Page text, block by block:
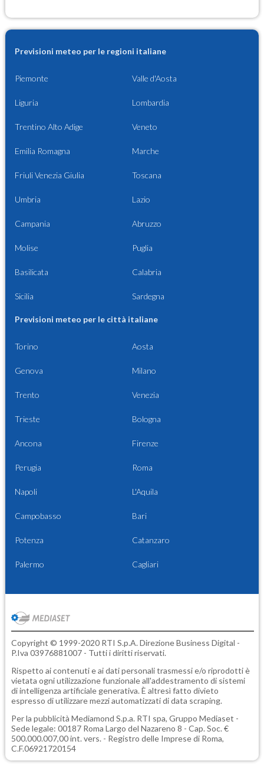
Previsioni meteo per le regioni italiane
Piemonte Valle d'Aosta
Liguria Lombardia
Trentino Alto Adige Veneto
Emilia Romagna Marche
Friuli Venezia Giulia Toscana
Umbria Lazio
Campania Abruzzo
Molise Puglia
Basilicata Calabria
Sicilia Sardegna
Previsioni meteo per le città italiane
Torino Aosta
Genova Milano
Trento Venezia
Trieste Bologna
Ancona Firenze
Perugia Roma
Napoli L'Aquila
Campobasso Bari
Potenza Catanzaro
Palermo Cagliari
Copyright © 1999-2020 RTI S.p.A. Direzione Business Digital -
P.Iva 03976881007 - Tutti i diritti riservati.
Rispetto ai contenuti e ai dati personali trasmessi e/o riprodotti è
vietata ogni utilizzazione funzionale all'addestramento di sistemi
di intelligenza artificiale generativa. È altresì fatto divieto
espresso di utilizzare mezzi automatizzati di data scraping.
Per la pubblicità Mediamond S.p.a. RTI spa, Gruppo Mediaset -
Sede legale: 00187 Roma Largo del Nazareno 8 - Cap. Soc. €
500.000.007,00 int. vers. - Registro delle Imprese di Roma,
C.F.06921720154